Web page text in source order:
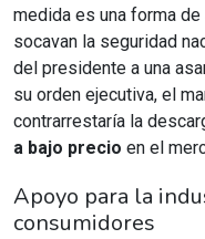
medida es una forma
socavan la seguridad
del presidente a una
su orden ejecutiva, el
contrarrestaría la
a bajo precio en el
Apoyo para la
consumidores